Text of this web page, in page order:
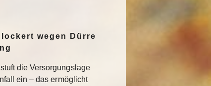
wegen Dürre
die Versorgungslage
ein – das ermöglicht